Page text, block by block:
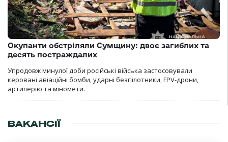
Окупанти обстріляли Сумщину: двоє загиблих та
десять постраждалих
Упродовж минулої доби російські війська застосовували
керовані авіаційні бомби, ударні безпілотники, FPV-дрони,
артилерію та міномети.
ВАКАНСІЇ